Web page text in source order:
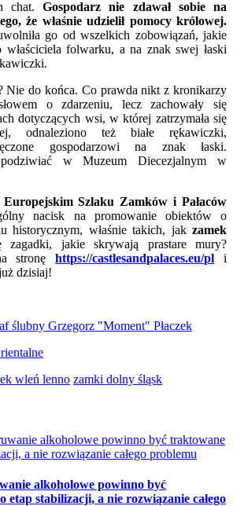
chat.Gospodarz nie zdawał sobie na
że właśnie udzielił pomocy królowej.
go od wszelkich zobowiązań, jakie
właściciela folwarku, a na znak swej łaski
Nie do końca. Co prawda nikt z kronikarzy
o zdarzeniu, lecz zachowały się
dotyczących wsi, w której zatrzymała się
odnaleziono też białe rękawiczki,
gospodarzowi na znak łaski.
w Muzeum Diecezjalnym w
Europejskim Szlaku Zamków i Pałaców
nacisk na promowanie obiektów o
historycznym, właśnie takich, jak zamek
zagadki, jakie skrywają prastare mury?
stronęhttps://castlesandpalaces.eu/pl
i
dzisiaj!
ślubny Grzegorz "Moment" Płaczek
wleń lenno zamki dolny śląsk
alkoholowe powinno być
etap stabilizacji, a nie rozwiązanie całego